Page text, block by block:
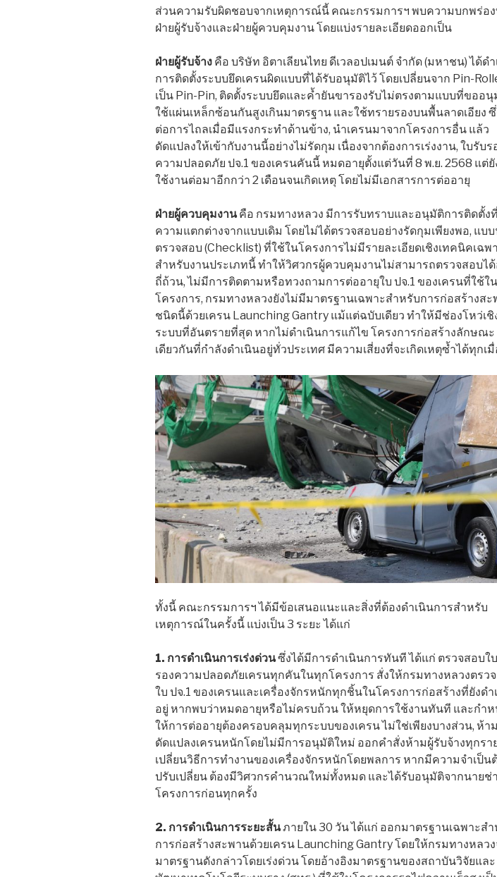
ส่วนความรับผิดชอบจากเหตุการณ์นี้ คณะกรรมการฯ พบความบกพร่อง
ฝ่ายผู้รับจ้างและฝ่ายผู้ควบคุมงาน โดยแบ่งรายละเอียดออกเป็น
ฝ่ายผู้รับจ้าง คือ บริษัท อิตาเลียนไทย ดีเวลอปเมนต์ จำกัด (มหาชน) ได้ด
การติดตั้งระบบยึดเครนผิดแบบที่ได้รับอนุมัติไว้ โดยเปลี่ยนจาก Pin-
เป็น Pin-Pin, ติดตั้งระบบยึดและค้ำยันขารองรับไม่ตรงตามแบบที่ขออนุ
ใช้แผ่นเหล็กซ้อนกันสูงเกินมาตรฐาน และใช้ทรายรองบนพื้นลาดเอียง ซึ่
ต่อการไถลเมื่อมีแรงกระทำด้านข้าง, นำเครนมาจากโครงการอื่น แล้ว
ดัดแปลงให้เข้ากับงานนี้อย่างไม่รัดกุม เนื่องจากต้องการเร่งงาน, ใบรับร
ความปลอดภัย ปจ.1 ของเครนคันนี้ หมดอายุตั้งแต่วันที่ 8 พ.ย. 2568 แต่ยั
ใช้งานต่อมาอีกกว่า 2 เดือนจนเกิดเหตุ โดยไม่มีเอกสารการต่ออายุ
ฝ่ายผู้ควบคุมงานคือ กรมทางหลวง มีการรับทราบและอนุมัติการติดตั้ง
ความแตกต่างจากแบบเดิม โดยไม่ได้ตรวจสอบอย่างรัดกุมเพียงพอ, แบ
ตรวจสอบ (Checklist) ที่ใช้ในโครงการไม่มีรายละเอียดเชิงเทคนิคเฉพ
สำหรับงานประเภทนี้ ทำให้วิศวกรผู้ควบคุมงานไม่สามารถตรวจสอบได้
ถี่ถ้วน, ไม่มีการติดตามหรือทวงถามการต่ออายุใบ ปจ.1 ของเครนที่ใช้ใน
โครงการ, กรมทางหลวงยังไม่มีมาตรฐานเฉพาะสำหรับการก่อสร้างส
ชนิดนี้ด้วยเครน Launching Gantry แม้แต่ฉบับเดียว ทำให้มีช่องโหว่เชิ
ระบบที่อันตรายที่สุด หากไม่ดำเนินการแก้ไข โครงการก่อสร้างลักษณะ
เดียวกันที่กำลังดำเนินอยู่ทั่วประเทศ มีความเสี่ยงที่จะเกิดเหตุซ้ำได้ทุกเมื่
ทั้งนี้ คณะกรรมการฯ ได้มีข้อเสนอแนะและสิ่งที่ต้องดำเนินการสำหรับ
เหตุการณ์ในครั้งนี้ แบ่งเป็น 3 ระยะ ได้แก่
1. การดำเนินการเร่งด่วนซึ่งได้มีการดำเนินการทันที ได้แก่ ตรวจสอบใ
รองความปลอดภัยเครนทุกคันในทุกโครงการ สั่งให้กรมทางหลวงตรว
ใบ ปจ.1 ของเครนและเครื่องจักรหนักทุกชิ้นในโครงการก่อสร้างที่ยังดำ
อยู่ หากพบว่าหมดอายุหรือไม่ครบถ้วน ให้หยุดการใช้งานทันที และกำ
ให้การต่ออายุต้องครอบคลุมทุกระบบของเครน ไม่ใช่เพียงบางส่วน, ห้าม
ดัดแปลงเครนหนักโดยไม่มีการอนุมัติใหม่ ออกคำสั่งห้ามผู้รับจ้างทุกรา
เปลี่ยนวิธีการทำงานของเครื่องจักรหนักโดยพลการ หากมีความจำเป็น
ปรับเปลี่ยน ต้องมีวิศวกรคำนวณใหม่ทั้งหมด และได้รับอนุมัติจากนายช่
โครงการก่อนทุกครั้ง
2. การดำเนินการระยะสั้นภายใน 30 วัน ได้แก่ ออกมาตรฐานเฉพาะส
การก่อสร้างสะพานด้วยเครน Launching Gantry โดยให้กรมทางหลว
มาตรฐานดังกล่าวโดยเร่งด่วน โดยอ้างอิงมาตรฐานของสถาบันวิจัยและ